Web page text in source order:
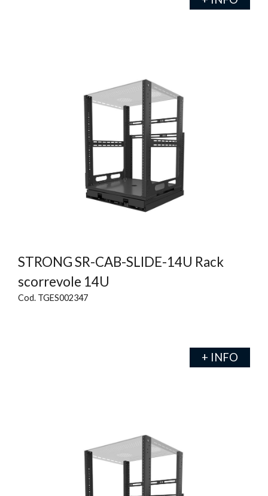
STRONG SR-CAB-SLIDE-14U Rack
scorrevole 14U
Cod. TGES002347
+ INFO